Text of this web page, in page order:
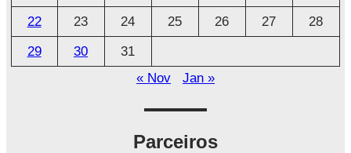
22
23 24 25 26 27
28
29
30
31
« Nov
Jan »
Parceiros